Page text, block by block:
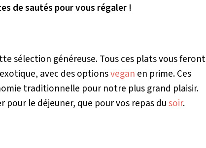
de sautés pour vous régaler !
sélection généreuse. Tous ces plats vous feront
avec des optionsvegan en prime. Ces
traditionnelle pour notre plus grand plaisir.
pour le déjeuner, que pour vos repas dusoir.